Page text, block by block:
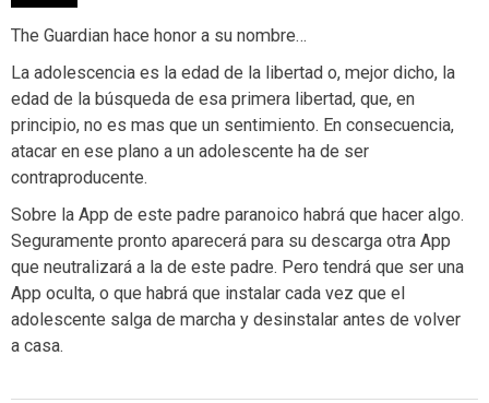
The Guardian hace honor a su nombre…
La adolescencia es la edad de la libertad o, mejor dicho, la
edad de la búsqueda de esa primera libertad, que, en
principio, no es mas que un sentimiento. En consecuencia,
atacar en ese plano a un adolescente ha de ser
contraproducente.
Sobre la App de este padre paranoico habrá que hacer algo.
Seguramente pronto aparecerá para su descarga otra App
que neutralizará a la de este padre. Pero tendrá que ser una
App oculta, o que habrá que instalar cada vez que el
adolescente salga de marcha y desinstalar antes de volver
a casa.